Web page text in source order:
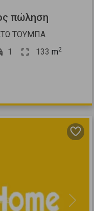
πώληση
ΤΟΥΜΠΑ
1 133 m2
Next